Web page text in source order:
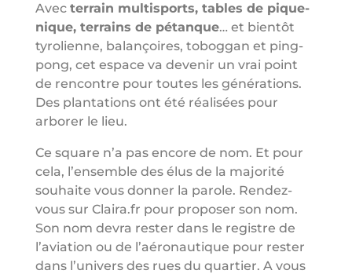
Avec terrain multisports, tables de pique-
nique, terrains de pétanque… et bientôt
tyrolienne, balançoires, toboggan et ping-
pong, cet espace va devenir un vrai point
de rencontre pour toutes les générations.
Des plantations ont été réalisées pour
arborer le lieu.
Ce square n’a pas encore de nom. Et pour
cela, l’ensemble des élus de la majorité
souhaite vous donner la parole. Rendez-
vous sur Claira.fr pour proposer son nom.
Son nom devra rester dans le registre de
l’aviation ou de l’aéronautique pour rester
dans l’univers des rues du quartier. A vous